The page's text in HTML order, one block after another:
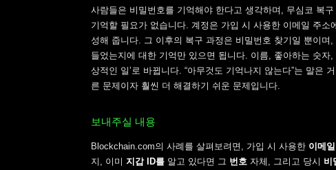
사람들은 비밀번호를 기억해야 한다고 생각하며, 무심코 복
기억할 필요가 없습니다. 계정은 가입 시 사용한 이메일 주
성해 줍니다. 그 이후의 복구 과정은 비밀번호 찾기일 뿐이
들었는지에 대한 기억만 있으면 됩니다. 이름, 좋아하는 숫자
상적인 일’로 바뀝니다. “아무것도 기억나지 않는다”는 말은
른 문제이자 훨씬 더 해결하기 쉬운 문제입니다.
보내주실 내용
Blockchain.com의 사례를 살펴보려면, 가입 시 사용한 이메
지, 이미 지갑 ID를 알고 있다면 그 번호 자체, 그리고 당시 비